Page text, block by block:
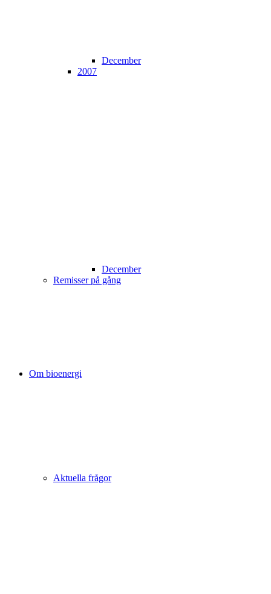
December
2007
December
Remisser på gång
Om bioenergi
Aktuella frågor